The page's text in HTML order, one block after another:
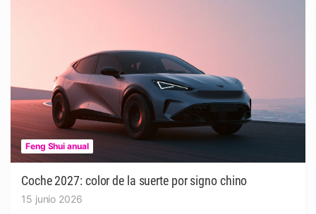
Feng Shui anual
Coche 2027: color de la suerte por signo chino
15 junio 2026